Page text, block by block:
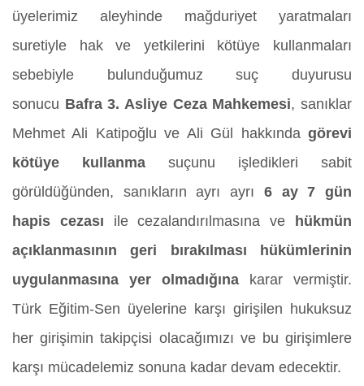
üyelerimiz aleyhinde mağduriyet yaratmaları
suretiyle hak ve yetkilerini kötüye kullanmaları
sebebiyle bulunduğumuz suç duyurusu
sonucu Bafra 3. Asliye Ceza Mahkemesi, sanıklar
Mehmet Ali Katipoğlu ve Ali Gül hakkında görevi
kötüye kullanma suçunu işledikleri sabit
görüldüğünden, sanıkların ayrı ayrı 6 ay 7 gün
hapis cezası ile cezalandırılmasına ve
hükmün
açıklanmasının geri bırakılması hükümlerinin
uygulanmasına yer olmadığına karar vermiştir.
Türk Eğitim-Sen üyelerine karşı girişilen hukuksuz
her girişimin takipçisi olacağımızı ve bu girişimlere
karşı mücadelemiz sonuna kadar devam edecektir.